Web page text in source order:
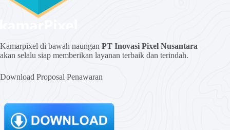
Kamarpixel di bawah naungan PT Inovasi Pixel Nusantara
akan selalu siap memberikan layanan terbaik dan terindah.
Download Proposal Penawaran